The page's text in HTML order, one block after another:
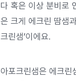
다 혹은 이상 분비로
은 크게 에크린 땀샘
크린샘’이에요.
아포크린샘은 에크